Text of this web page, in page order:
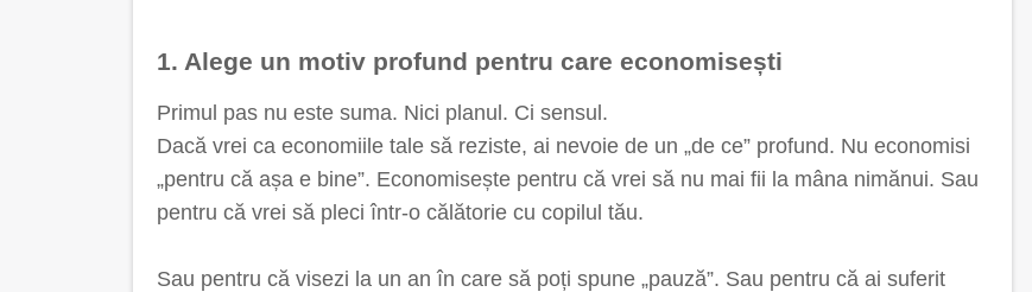
1. Alege un motiv profund pentru care economisești
Primul pas nu este suma. Nici planul. Ci sensul.
Dacă vrei ca economiile tale să reziste, ai nevoie de un „de ce” profund. Nu economisi
„pentru că așa e bine”. Economisește pentru că vrei să nu mai fii la mâna nimănui. Sau
pentru că vrei să pleci într-o călătorie cu copilul tău.
Sau pentru că visezi la un an în care să poți spune „pauză”. Sau pentru că ai suferit